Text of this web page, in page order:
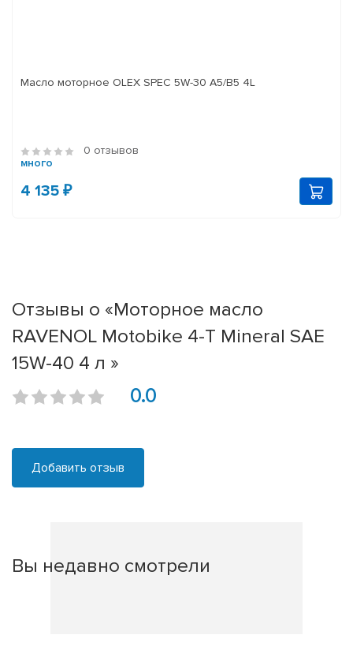
Масло моторное OLEX SPEC 5W-30 A5/B5 4L
0 отзывов
много
4 135 ₽
Отзывы о «Моторное масло
RAVENOL Motobike 4-T Mineral SAE
15W-40 4 л »
0.0
Добавить отзыв
Вы недавно смотрели